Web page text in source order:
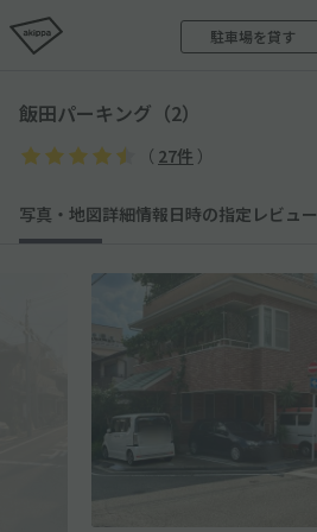
駐車場を貸す
飯田パーキング（2）
（ 27件 ）
写真・地図詳細情報日時の指定 レビュー